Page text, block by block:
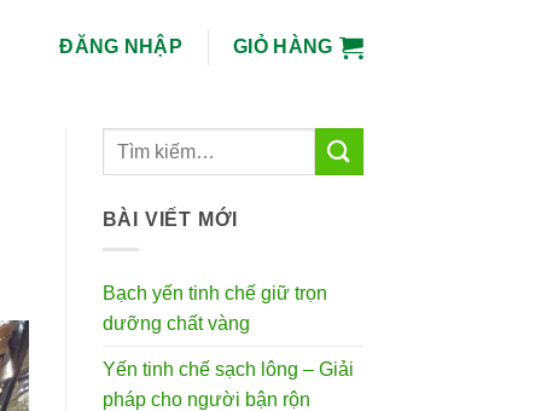
ĐĂNG NHẬP GIỎ HÀNG
BÀI VIẾT MỚI
Bạch yến tinh chế giữ trọn
dưỡng chất vàng
Yến tinh chế sạch lông – Giải
pháp cho người bận rộn